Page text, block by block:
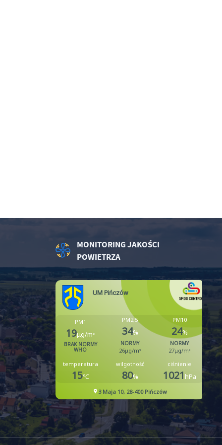
MONITORING JAKOŚCI
POWIETRZA